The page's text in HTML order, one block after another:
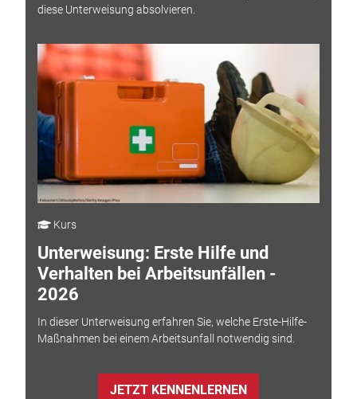
diese Unterweisung absolvieren.
Kurs
Unterweisung: Erste Hilfe und
Verhalten bei Arbeitsunfällen -
2026
In dieser Unterweisung erfahren Sie, welche Erste-Hilfe-
Maßnahmen bei einem Arbeitsunfall notwendig sind.
JETZT KENNENLERNEN